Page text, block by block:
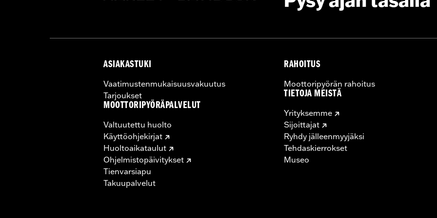
ASIAKASTUKI
Vaatimustenmukaisuusvakuutus
Tarjoukset
MOOTTORIPYÖRÄPALVELUT
Valtuutettu huolto
Käyttöohjekirjat
Huoltoaikataulut
Ohjelmistopäivitykset
Tienvarsiapu
Takuupalvelut
RAHOITUS
Moottoripyörän rahoitus
TIETOJA MEISTÄ
Yrityksemme
Sijoittajat
Ryhdy jälleenmyyjäksi
Tehdaskierrokset
Museo